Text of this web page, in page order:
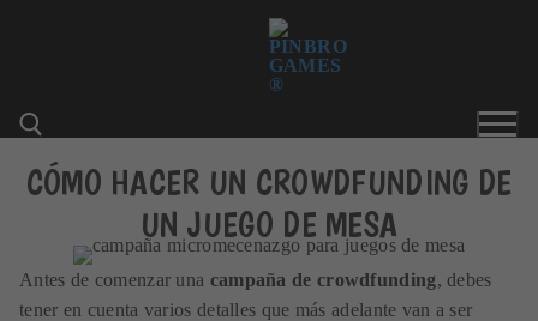
CÓMO HACER UN CROWDFUNDING DE
UN JUEGO DE MESA
Antes de comenzar una campaña de crowdfunding, debes
tener en cuenta varios detalles que más adelante van a ser